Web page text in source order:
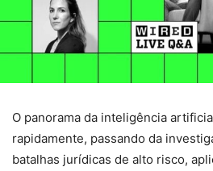
O panorama da inteligência
rapidamente, passando da
batalhas jurídicas de alto risco,